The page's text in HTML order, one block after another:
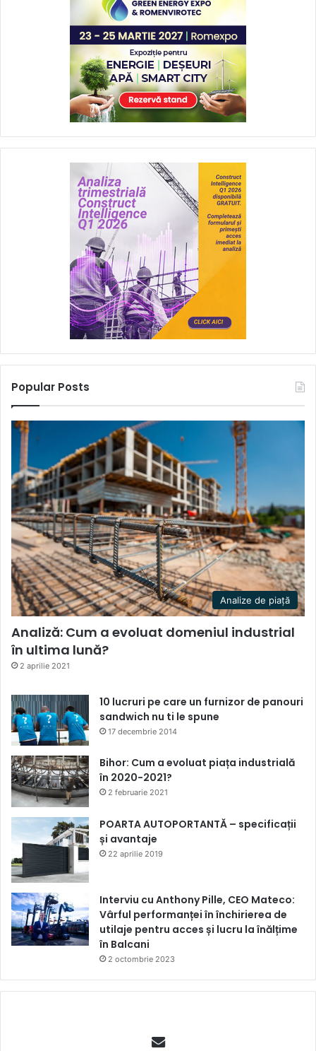
Popular Posts
Analize de piață
Analiză: Cum a evoluat domeniul industrial
în ultima lună?
2 aprilie 2021
10 lucruri pe care un furnizor de panouri
sandwich nu ti le spune
17 decembrie 2014
Bihor: Cum a evoluat piața industrială
în 2020-2021?
2 februarie 2021
POARTA AUTOPORTANTĂ – specificații
și avantaje
22 aprilie 2019
Interviu cu Anthony Pille, CEO Mateco:
Vârful performanței în închirierea de
utilaje pentru acces și lucru la înălțime
în Balcani
2 octombrie 2023